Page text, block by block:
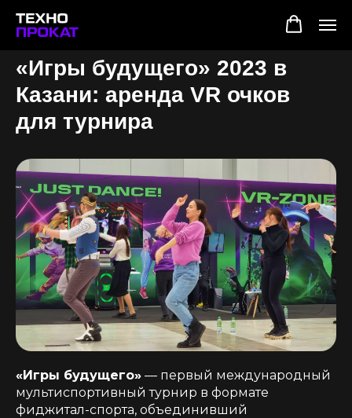
«Игры будущего» 2023 в
Казани: аренда VR очков
для турнира
«Игры будущего» — первый международный
мультиспортивный турнир в формате
фиджитал-спорта, объединивший